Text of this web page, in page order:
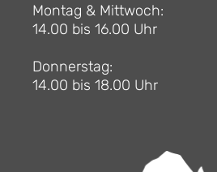
Montag & Mittwoch:
14.00 bis 16.00 Uhr
Donnerstag:
14.00 bis 18.00 Uhr